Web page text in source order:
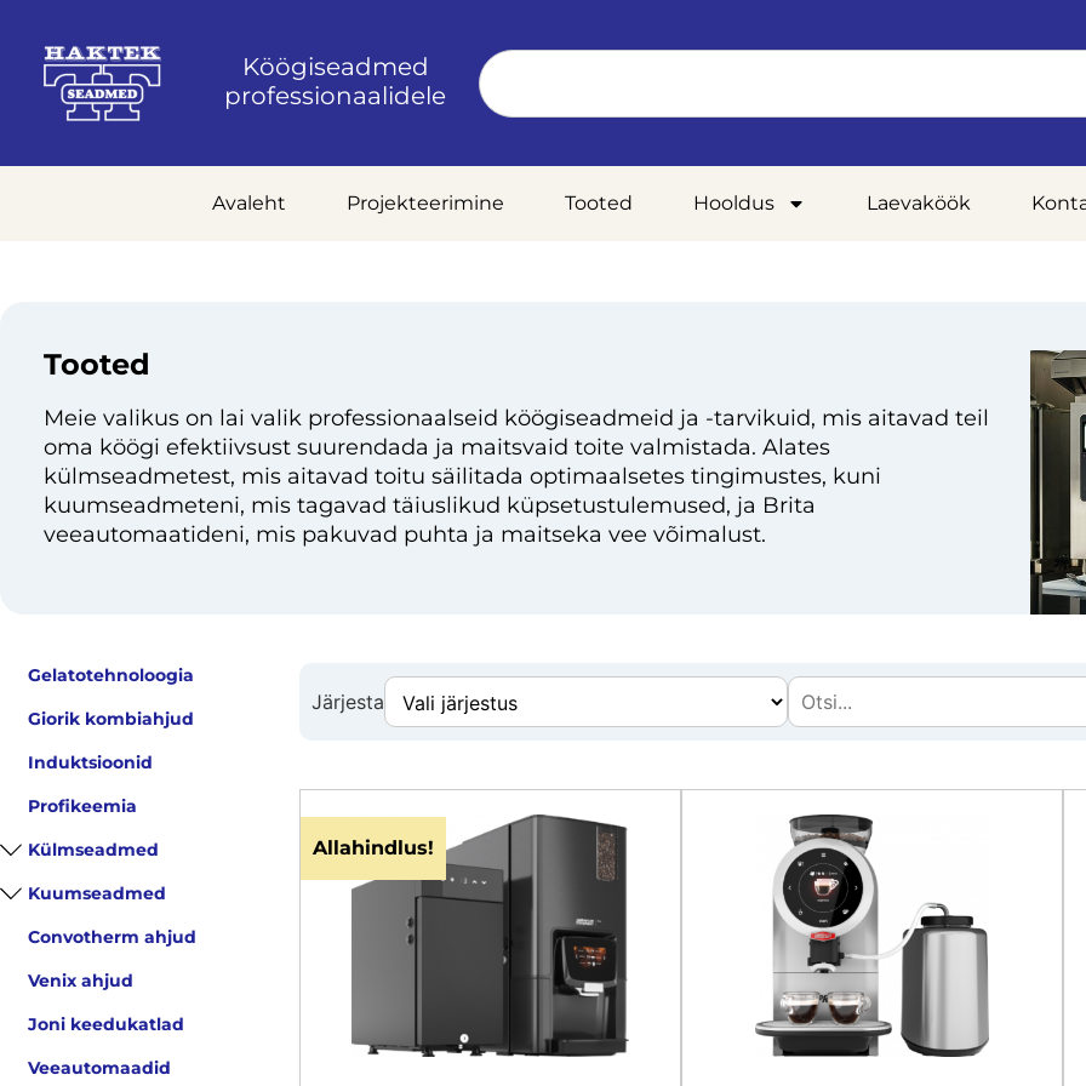
Köögiseadmed
professionaalidele
Avaleht Projekteerimine Tooted Hooldus Laevaköök
Tooted
Meie valikus on lai valik professionaalseid köögiseadmeid ja -tarvikuid, mis aitavad teil
oma köögi efektiivsust suurendada ja maitsvaid toite valmistada. Alates
külmseadmetest, mis aitavad toitu säilitada optimaalsetes tingimustes, kuni
kuumseadmeteni, mis tagavad täiuslikud küpsetustulemused, ja Brita
veeautomaatideni, mis pakuvad puhta ja maitseka vee võimalust.
Gelatotehnoloogia
Giorik kombiahjud
Induktsioonid
Profikeemia
Külmseadmed
Kuumseadmed
Convotherm ahjud
Venix ahjud
Joni keedukatlad
Veeautomaadid
Järjesta
Allahindlus!